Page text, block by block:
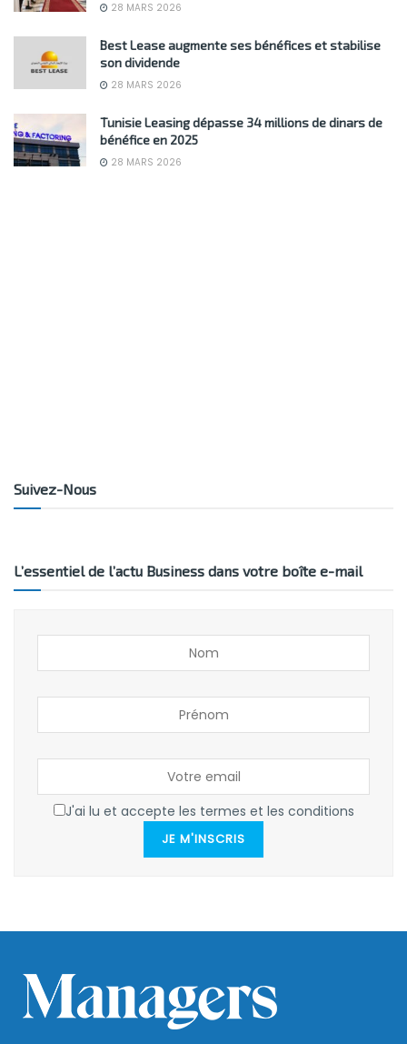
28 MARS 2026
Best Lease augmente ses bénéfices et stabilise
son dividende
28 MARS 2026
Tunisie Leasing dépasse 34 millions de dinars de
bénéfice en 2025
28 MARS 2026
Suivez-Nous
L’essentiel de l’actu Business dans votre boîte e-mail
J'ai lu et accepte les termes et les conditions
JE M'INSCRIS